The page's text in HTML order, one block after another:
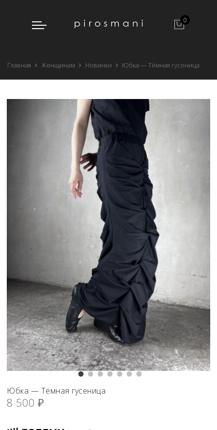
0
Главная Женщинам Новинки Юбка — Тёмная гусеница
Юбка — Тёмная гусеница
8 500 ₽